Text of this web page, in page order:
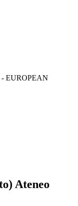
- EUROPEAN
Ateneo